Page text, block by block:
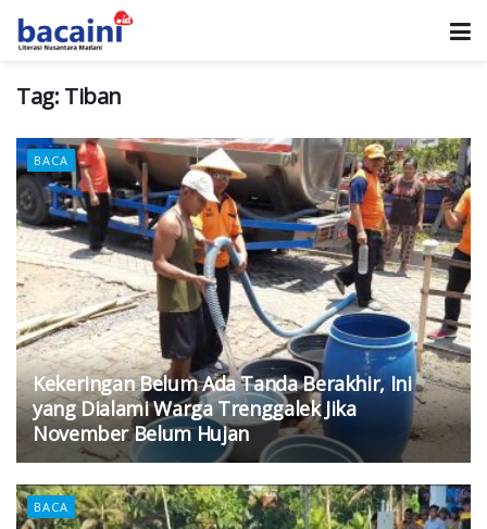
Tag: Tiban
BACA
Kekeringan Belum Ada Tanda Berakhir, Ini
yang Dialami Warga Trenggalek Jika
November Belum Hujan
BACA